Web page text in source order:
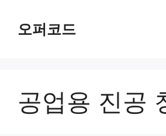
오퍼코드
공업용 진공